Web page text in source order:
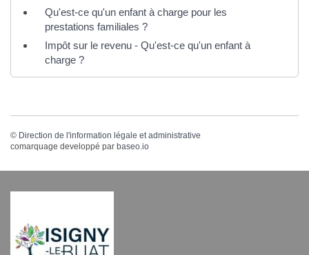
Qu'est-ce qu'un enfant à charge pour les
prestations familiales ?
Impôt sur le revenu - Qu'est-ce qu'un enfant à
charge ?
© Direction de l'information légale et administrative
comarquage developpé par baseo.io